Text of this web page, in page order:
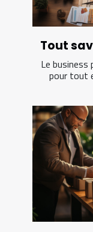
Tout
Le business
pour tout